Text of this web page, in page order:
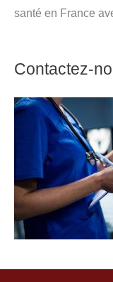
santé en France
Contactez-